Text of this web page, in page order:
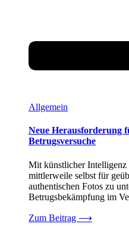
Allgemein
Neue Herausforderung
Betrugsversuche
Mit künstlicher
mittlerweile selbst für
authentischen Fotos zu
Betrugsbekämpfung im
Zum Beitrag ⟶